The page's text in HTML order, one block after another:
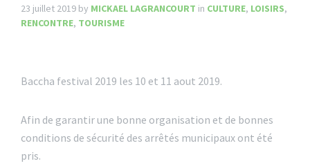
23 juillet 2019 by MICKAEL LAGRANCOURT in CULTURE, LOISIRS,
RENCONTRE, TOURISME
Baccha festival 2019 les 10 et 11 aout 2019.
Afin de garantir une bonne organisation et de bonnes
conditions de sécurité des arrêtés municipaux ont été
pris.